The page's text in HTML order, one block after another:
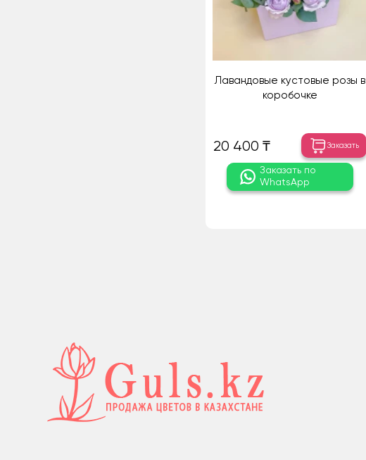
Лавандовые кустовые розы в
коробочке
20 400 ₸ Заказать
Заказать по
WhatsApp